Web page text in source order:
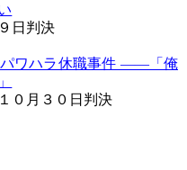
日判決
パワハラ休職事件 ――「俺
０月３０日判決